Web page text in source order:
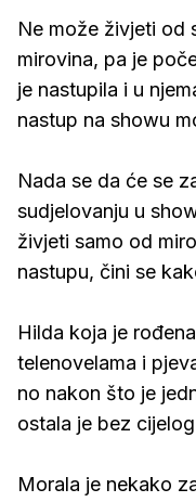
Ne može živjeti od
mirovina, pa je
je nastupila i u
nastup na showu
Nada se da će se
sudjelovanju u
živjeti samo od
nastupu, čini se
Hilda koja je
telenovelama i
no nakon što je
ostala je bez
Morala je nekako